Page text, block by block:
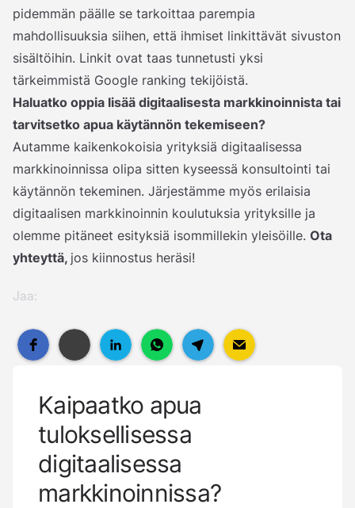
pidemmän päälle se tarkoittaa parempia
mahdollisuuksia siihen, että ihmiset linkittävät sivuston
sisältöihin. Linkit ovat taas tunnetusti yksi
tärkeimmistä Google ranking tekijöistä.
Haluatko oppia lisää digitaalisesta markkinoinnista tai
tarvitsetko apua käytännön tekemiseen?
Autamme kaikenkokoisia yrityksiä digitaalisessa
markkinoinnissa olipa sitten kyseessä konsultointi tai
käytännön tekeminen. Järjestämme myös erilaisia
digitaalisen markkinoinnin koulutuksia yrityksille ja
olemme pitäneet esityksiä isommillekin yleisöille. Ota
yhteyttä, jos kiinnostus heräsi!
Jaa:
Kaipaatko apua
tuloksellisessa
digitaalisessa
markkinoinnissa?